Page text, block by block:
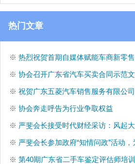
热门文章
※ 热烈祝贺首期自媒体赋能车商新零售培训班圆满结束
※ 协会召开广东省汽车买卖合同示范文本座谈会
※ 祝贺广东五菱汽车销售服务有限公司增选为省汽协副会长单位
※ 协会奔走呼告为行业争取权益
※ 严斐会长接受时代财经采访：风起大湾区|汽车流通行业“朋友圈”壮大
※ 严斐会长参加政府“知情问政”活动，为行业问
※ 第40期广东省二手车鉴定评估师培训班圆满结束